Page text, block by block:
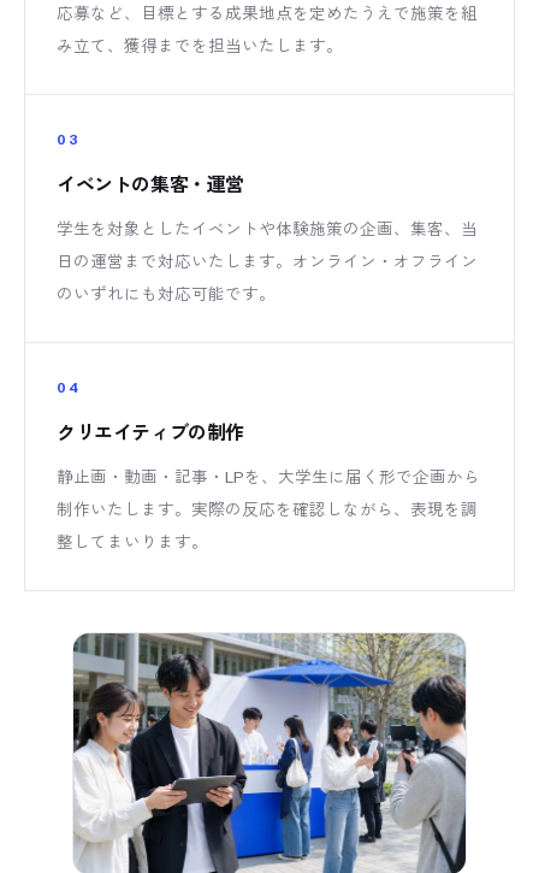
応募など、目標とする成果地点を定めたうえで施策を組
み立て、獲得までを担当いたします。
03
イベントの集客・運営
学生を対象としたイベントや体験施策の企画、集客、当
日の運営まで対応いたします。オンライン・オフライン
のいずれにも対応可能です。
04
クリエイティブの制作
静止画・動画・記事・LPを、大学生に届く形で企画から
制作いたします。実際の反応を確認しながら、表現を調
整してまいります。